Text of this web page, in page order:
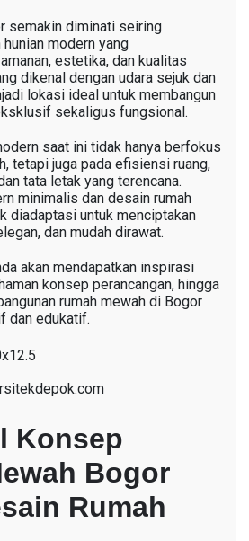
semakin diminati seiring
modern yang
estetika, dan kualitas
dikenal dengan udara sejuk dan
lokasi ideal untuk membangun
sekaligus fungsional.
saat ini tidak hanya berfokus
tetapi juga pada efisiensi ruang,
tata letak yang terencana.
minimalis dan desain rumah
diadaptasi untuk menciptakan
dan mudah dirawat.
akan mendapatkan inspirasi
konsep perancangan, hingga
rumah mewah di Bogor
dan edukatif.
Konsep
Bogor
Rumah